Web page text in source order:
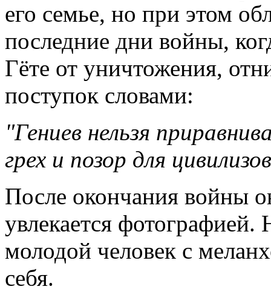
его семье, но при этом
последние дни войны,
Гёте от уничтожения,
поступок словами:
"Гениев нельзя
грех и позор для
После окончания войны
увлекается
молодой человек с
себя.